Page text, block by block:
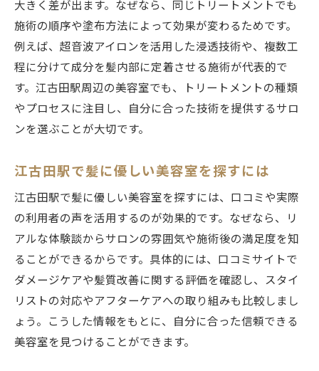
大きく差が出ます。なぜなら、同じトリートメントでも
施術の順序や塗布方法によって効果が変わるためです。
例えば、超音波アイロンを活用した浸透技術や、複数工
程に分けて成分を髪内部に定着させる施術が代表的で
す。江古田駅周辺の美容室でも、トリートメントの種類
やプロセスに注目し、自分に合った技術を提供するサロ
ンを選ぶことが大切です。
江古田駅で髪に優しい美容室を探すには
江古田駅で髪に優しい美容室を探すには、口コミや実際
の利用者の声を活用するのが効果的です。なぜなら、リ
アルな体験談からサロンの雰囲気や施術後の満足度を知
ることができるからです。具体的には、口コミサイトで
ダメージケアや髪質改善に関する評価を確認し、スタイ
リストの対応やアフターケアへの取り組みも比較しまし
ょう。こうした情報をもとに、自分に合った信頼できる
美容室を見つけることができます。